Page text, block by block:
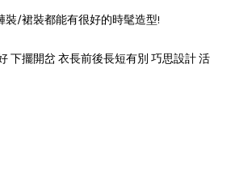
裝/裙裝都能有很好的時髦造型!
下擺開岔 衣長前後長短有別 巧思設計 活